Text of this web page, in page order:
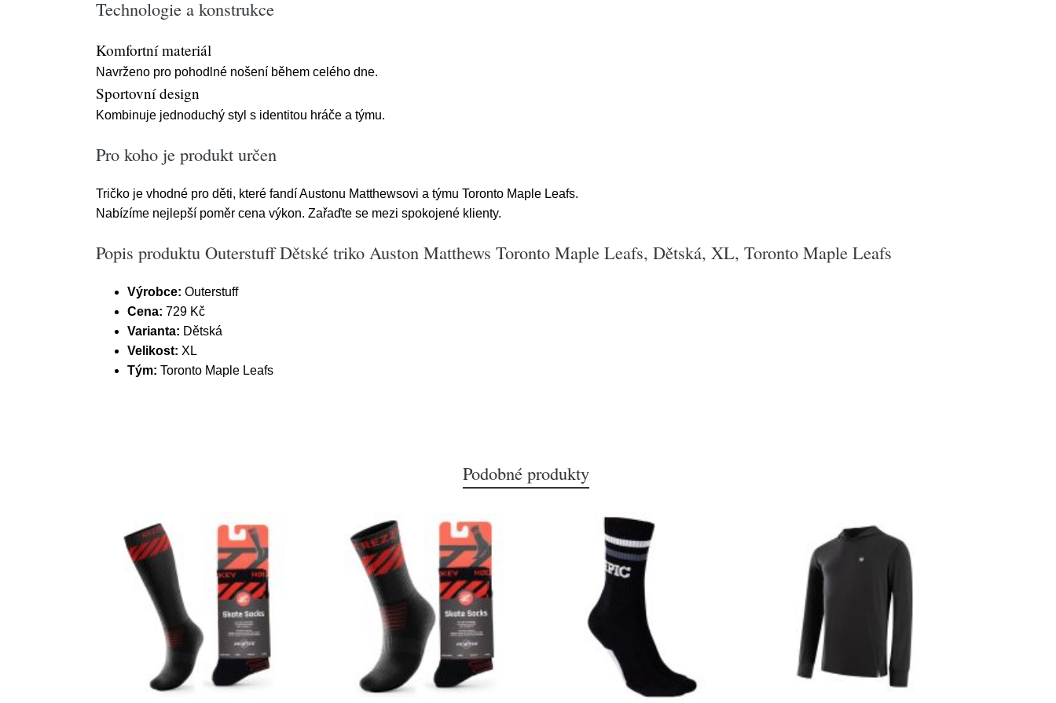
Technologie a konstrukce
Komfortní materiál
Navrženo pro pohodlné nošení během celého dne.
Sportovní design
Kombinuje jednoduchý styl s identitou hráče a týmu.
Pro koho je produkt určen
Tričko je vhodné pro děti, které fandí Austonu Matthewsovi a týmu Toronto Maple Leafs.
Nabízíme nejlepší poměr cena výkon. Zařaďte se mezi spokojené klienty.
Popis produktu Outerstuff Dětské triko Auston Matthews Toronto Maple Leafs, Dětská, XL, Toronto Maple Leafs
Výrobce: Outerstuff
Cena: 729 Kč
Varianta: Dětská
Velikost: XL
Tým: Toronto Maple Leafs
Podobné produkty